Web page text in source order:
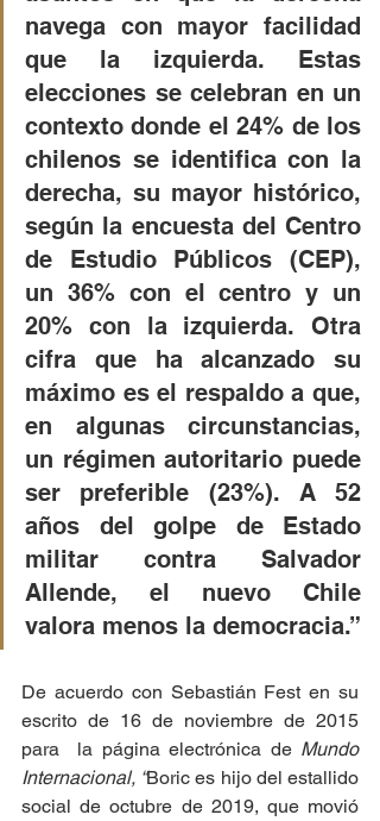
navega con mayor facilidad
que la izquierda. Estas
elecciones se celebran en un
contexto donde el 24% de los
chilenos se identifica con la
derecha, su mayor histórico,
según la encuesta del Centro
de Estudio Públicos (CEP),
un 36% con el centro y un
20% con la izquierda. Otra
cifra que ha alcanzado su
máximo es el respaldo a que,
en algunas circunstancias,
un régimen autoritario puede
ser preferible (23%). A 52
años del golpe de Estado
militar contra Salvador
Allende, el nuevo Chile
valora menos la democracia.”
De acuerdo con Sebastián Fest en su
escrito de 16 de noviembre de 2015
para  la página electrónica de Mundo
Internacional, “Boric es hijo del estallido
social de octubre de 2019, que movió